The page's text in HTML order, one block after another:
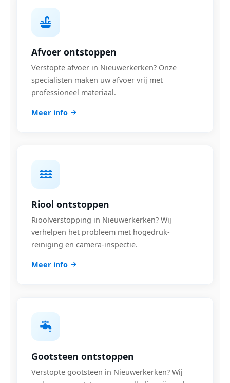
Afvoer ontstoppen
Verstopte afvoer in Nieuwerkerken? Onze
specialisten maken uw afvoer vrij met
professioneel materiaal.
Meer info
Riool ontstoppen
Rioolverstopping in Nieuwerkerken? Wij
verhelpen het probleem met hogedruk-
reiniging en camera-inspectie.
Meer info
Gootsteen ontstoppen
Verstopte gootsteen in Nieuwerkerken? Wij